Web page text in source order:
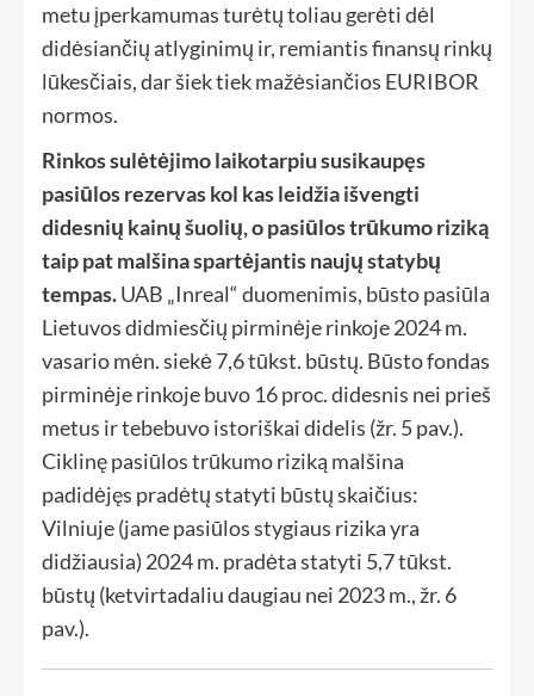
metu įperkamumas turėtų toliau gerėti dėl
didėsiančių atlyginimų ir, remiantis finansų rinkų
lūkesčiais, dar šiek tiek mažėsiančios EURIBOR
normos.
Rinkos sulėtėjimo laikotarpiu susikaupęs
pasiūlos rezervas kol kas leidžia išvengti
didesnių kainų šuolių, o pasiūlos trūkumo riziką
taip pat malšina spartėjantis naujų statybų
tempas.UAB „Inreal“ duomenimis, būsto pasiūla
Lietuvos didmiesčių pirminėje rinkoje 2024 m.
vasario mėn. siekė 7,6 tūkst. būstų. Būsto fondas
pirminėje rinkoje buvo 16 proc. didesnis nei prieš
metus ir tebebuvo istoriškai didelis (žr. 5 pav.).
Ciklinę pasiūlos trūkumo riziką malšina
padidėjęs pradėtų statyti būstų skaičius:
Vilniuje (jame pasiūlos stygiaus rizika yra
didžiausia) 2024 m. pradėta statyti 5,7 tūkst.
būstų (ketvirtadaliu daugiau nei 2023 m., žr. 6
pav.).